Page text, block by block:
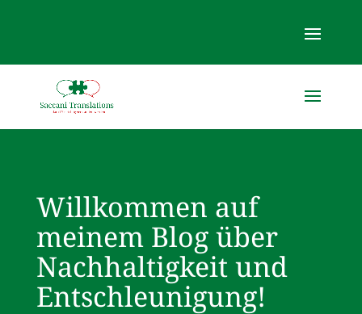
Willkommen auf
meinem Blog über
Nachhaltigkeit und
Entschleunigung!